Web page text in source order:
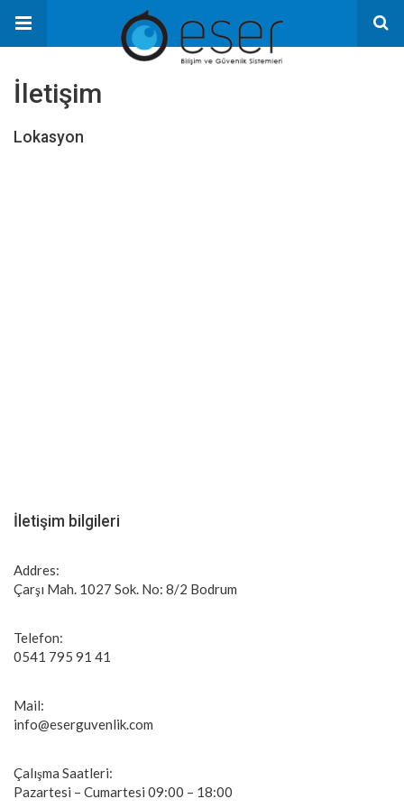
İletişim
Lokasyon
İletişim bilgileri
Addres:
Çarşı Mah. 1027 Sok. No: 8/2 Bodrum
Telefon:
0541 795 91 41
Mail:
info@eserguvenlik.com
Çalışma Saatleri:
Pazartesi – Cumartesi 09:00 – 18:00